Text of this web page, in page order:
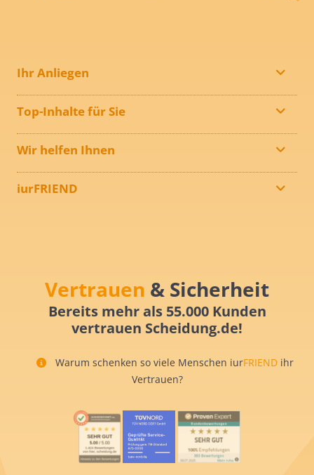
Ihr Anliegen
Top-Inhalte für Sie
Wir helfen Ihnen
iurFRIEND
Vertrauen & Sicherheit
Bereits mehr als 55.000 Kunden
vertrauen Scheidung.de!
Warum schenken so viele Menschen iurFRIEND ihr
Vertrauen?